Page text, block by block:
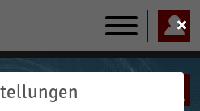
Main
navigation